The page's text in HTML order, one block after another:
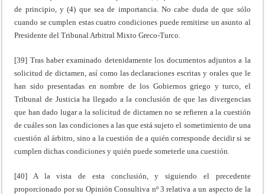
de principio, y (4) que sea de importancia. No cabe duda de que sólo
cuando se cumplen estas cuatro condiciones puede remitirse un asunto al
Presidente del Tribunal Arbitral Mixto Greco-Turco.
[39] Tras haber examinado detenidamente los documentos adjuntos a la
solicitud de dictamen, así como las declaraciones escritas y orales que le
han sido presentadas en nombre de los Gobiernos griego y turco, el
Tribunal de Justicia ha llegado a la conclusión de que las divergencias
que han dado lugar a la solicitud de dictamen no se refieren a la cuestión
de cuáles son las condiciones a las que está sujeto el sometimiento de una
cuestión al árbitro, sino a la cuestión de a quién corresponde decidir si se
cumplen dichas condiciones y quién puede someterle una cuestión.
[40] A la vista de esta conclusión, y siguiendo el precedente
proporcionado por su Opinión Consultiva nº 3 relativa a un aspecto de la